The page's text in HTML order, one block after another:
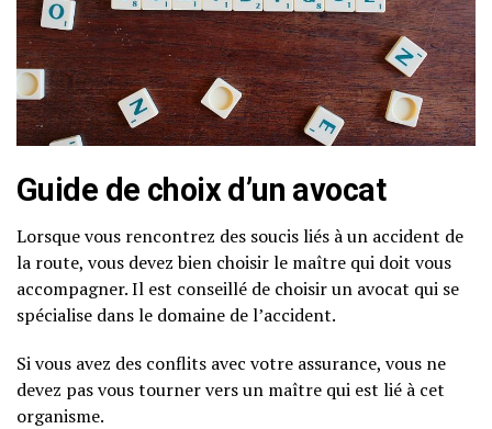
Guide de choix d’un avocat
Lorsque vous rencontrez des soucis liés à un accident de
la route, vous devez bien choisir le maître qui doit vous
accompagner. Il est conseillé de choisir un avocat qui se
spécialise dans le domaine de l’accident.
Si vous avez des conflits avec votre assurance, vous ne
devez pas vous tourner vers un maître qui est lié à cet
organisme.